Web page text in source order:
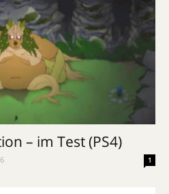
– im Test (PS4)
1